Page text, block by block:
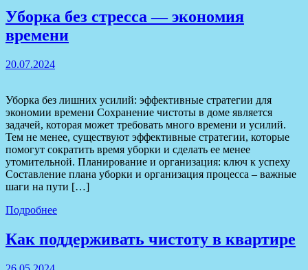
Уборка без стресса — экономия
времени
20.07.2024
Уборка без лишних усилий: эффективные стратегии для
экономии времени Сохранение чистоты в доме является
задачей, которая может требовать много времени и усилий.
Тем не менее, существуют эффективные стратегии, которые
помогут сократить время уборки и сделать ее менее
утомительной. Планирование и организация: ключ к успеху
Составление плана уборки и организация процесса – важные
шаги на пути […]
Подробнее
Как поддерживать чистоту в квартире